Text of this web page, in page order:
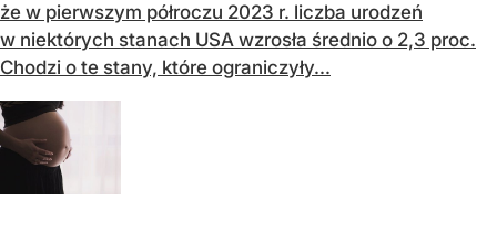
że w pierwszym półroczu 2023 r. liczba urodzeń
w niektórych stanach USA wzrosła średnio o 2,3 proc.
Chodzi o te stany, które ograniczyły...